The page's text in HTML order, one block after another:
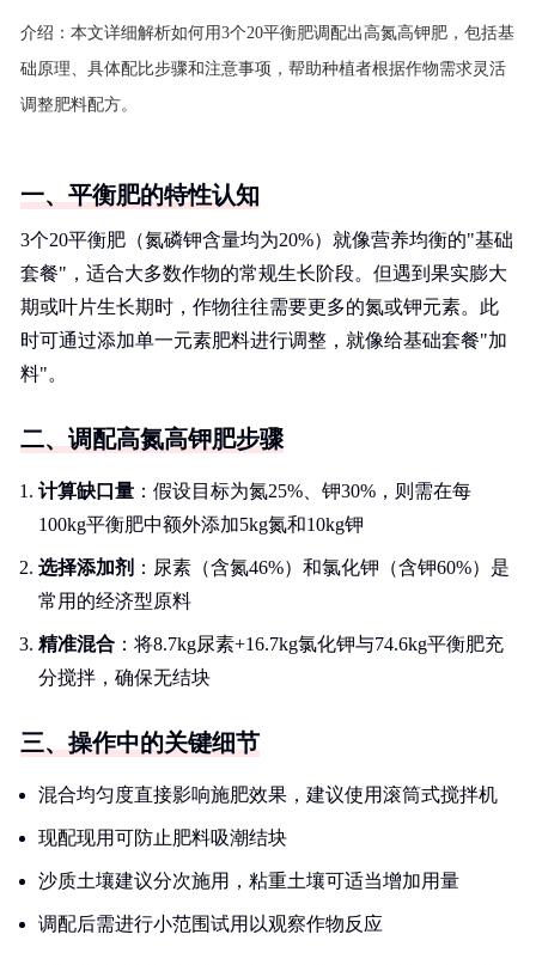
介绍： 本文详细解析如何用3个20平衡肥调配出高氮高钾肥，包括基
础原理、具体配比步骤和注意事项，帮助种植者根据作物需求灵活
调整肥料配方。
一、平衡肥的特性认知
3个20平衡肥（氮磷钾含量均为20%）就像营养均衡的"基础
套餐"，适合大多数作物的常规生长阶段。但遇到果实膨大
期或叶片生长期时，作物往往需要更多的氮或钾元素。此
时可通过添加单一元素肥料进行调整，就像给基础套餐"加
料"。
二、调配高氮高钾肥步骤
计算缺口量 ：假设目标为氮25%、钾30%，则需在每
100kg平衡肥中额外添加5kg氮和10kg钾
选择添加剂 ：尿素（含氮46%）和氯化钾（含钾60%）是
常用的经济型原料
精准混合 ：将8.7kg尿素+16.7kg氯化钾与74.6kg平衡肥充
分搅拌，确保无结块
三、操作中的关键细节
混合均匀度直接影响施肥效果，建议使用滚筒式搅拌机
现配现用可防止肥料吸潮结块
沙质土壤建议分次施用，粘重土壤可适当增加用量
调配后需进行小范围试用以观察作物反应